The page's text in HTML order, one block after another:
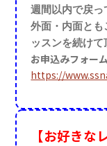
週間以内で戻っ
外面・内面とも
ッスンを続けて
お申込みフォーム
https://
【お好きな